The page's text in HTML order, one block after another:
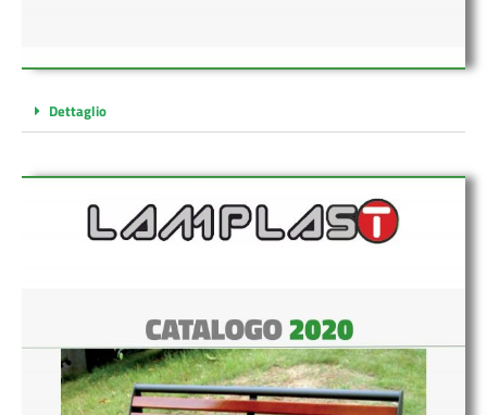
Dettaglio